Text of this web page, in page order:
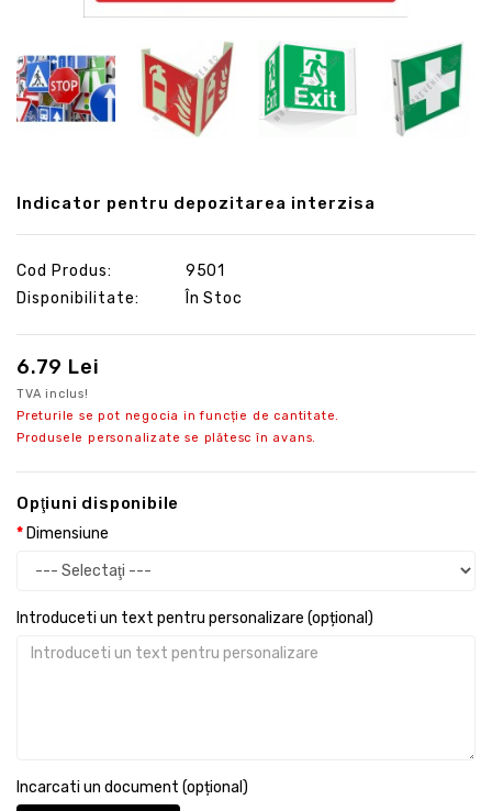
Indicator pentru depozitarea interzisa
Cod Produs:
9501
Disponibilitate:
În Stoc
6.79 Lei
TVA inclus!
Preturile se pot negocia in funcție de cantitate.
Produsele personalizate se plătesc în avans.
Opţiuni disponibile
Dimensiune
Introduceti un text pentru personalizare (opțional)
Incarcati un document (opțional)